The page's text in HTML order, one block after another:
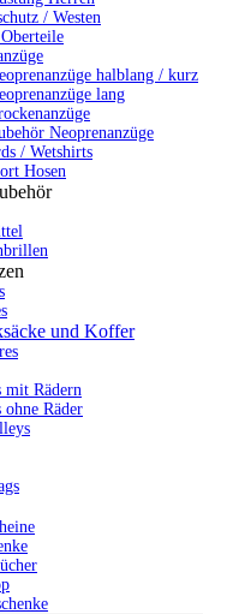
/ Westen
halblang / kurz
lang
Neoprenanzüge
/ Wetshirts
Hosen
und Koffer
mit Rädern
ohne Räder